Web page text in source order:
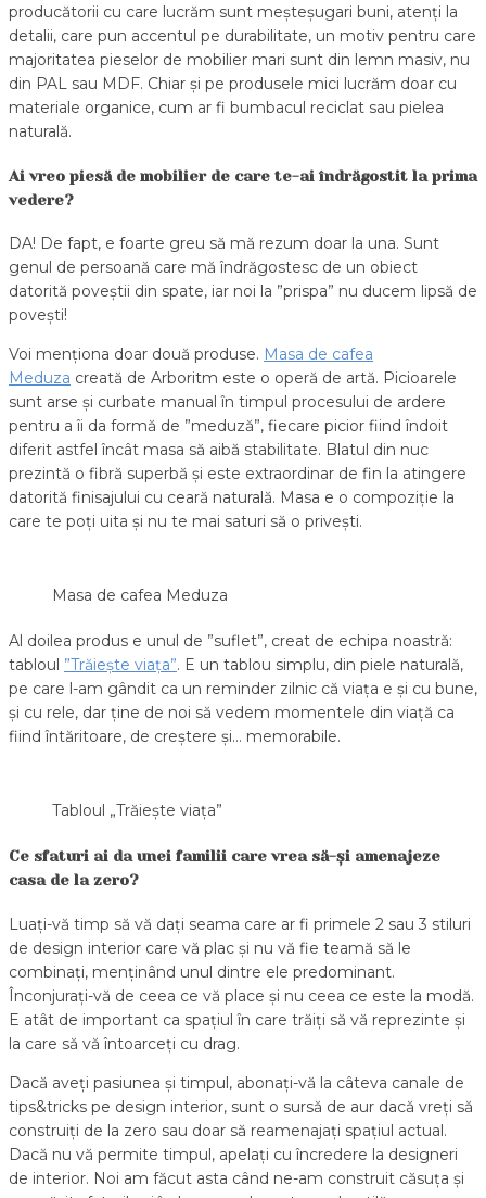
producătorii cu care lucrăm sunt meșteșugari buni, atenți la
detalii, care pun accentul pe durabilitate, un motiv pentru care
majoritatea pieselor de mobilier mari sunt din lemn masiv, nu
din PAL sau MDF. Chiar și pe produsele mici lucrăm doar cu
materiale organice, cum ar fi bumbacul reciclat sau pielea
naturală.
Ai vreo piesă de mobilier de care te-ai îndrăgostit la prima
vedere?
DA! De fapt, e foarte greu să mă rezum doar la una. Sunt
genul de persoană care mă îndrăgostesc de un obiect
datorită poveștii din spate, iar noi la ”prispa” nu ducem lipsă de
povești!
Voi menționa doar două produse. Masa de cafea
Meduza creată de Arboritm este o operă de artă. Picioarele
sunt arse și curbate manual în timpul procesului de ardere
pentru a îi da formă de ”meduză”, fiecare picior fiind îndoit
diferit astfel încât masa să aibă stabilitate. Blatul din nuc
prezintă o fibră superbă și este extraordinar de fin la atingere
datorită finisajului cu ceară naturală. Masa e o compoziție la
care te poți uita și nu te mai saturi să o privești.
Masa de cafea Meduza
Al doilea produs e unul de ”suflet”, creat de echipa noastră:
tabloul ”Trăiește viața”. E un tablou simplu, din piele naturală,
pe care l-am gândit ca un reminder zilnic că viața e și cu bune,
și cu rele, dar ține de noi să vedem momentele din viață ca
fiind întăritoare, de creștere și… memorabile.
Tabloul „Trăiește viața”
Ce sfaturi ai da unei familii care vrea să-și amenajeze
casa de la zero?
Luați-vă timp să vă dați seama care ar fi primele 2 sau 3 stiluri
de design interior care vă plac și nu vă fie teamă să le
combinați, menținând unul dintre ele predominant.
Înconjurați-vă de ceea ce vă place și nu ceea ce este la modă.
E atât de important ca spațiul în care trăiți să vă reprezinte și
la care să vă întoarceți cu drag.
Dacă aveți pasiunea și timpul, abonați-vă la câteva canale de
tips&tricks pe design interior, sunt o sursă de aur dacă vreți să
construiți de la zero sau doar să reamenajați spațiul actual.
Dacă nu vă permite timpul, apelați cu încredere la designeri
de interior. Noi am făcut asta când ne-am construit căsuța și